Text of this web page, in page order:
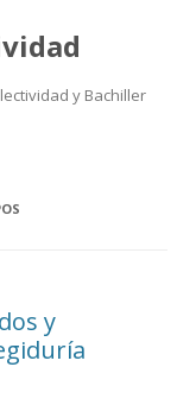
y Bachiller
y